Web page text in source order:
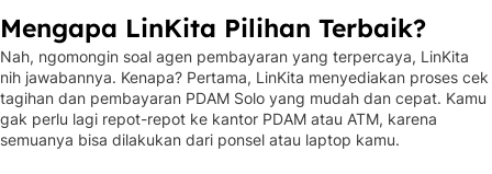
Mengapa LinKita Pilihan Terbaik?
Nah, ngomongin soal agen pembayaran yang terpercaya, LinKita
nih jawabannya. Kenapa? Pertama, LinKita menyediakan proses cek
tagihan dan pembayaran PDAM Solo yang mudah dan cepat. Kamu
gak perlu lagi repot-repot ke kantor PDAM atau ATM, karena
semuanya bisa dilakukan dari ponsel atau laptop kamu.